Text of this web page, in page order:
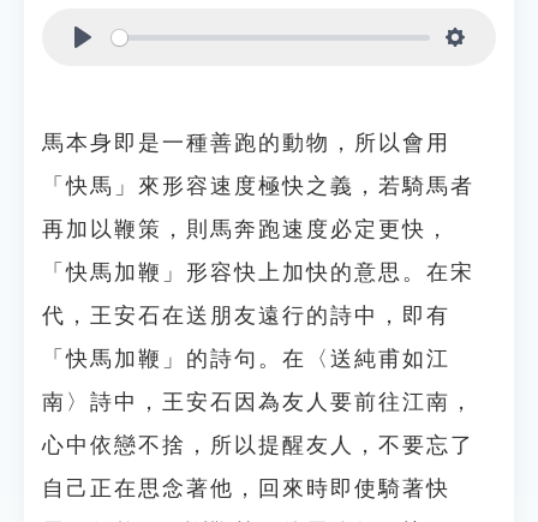
馬本身即是一種善跑的動物，所以會用
「快馬」來形容速度極快之義，若騎馬者
再加以鞭策，則馬奔跑速度必定更快，
「快馬加鞭」形容快上加快的意思。在宋
代，王安石在送朋友遠行的詩中，即有
「快馬加鞭」的詩句。在〈送純甫如江
南〉詩中，王安石因為友人要前往江南，
心中依戀不捨，所以提醒友人，不要忘了
自己正在思念著他，回來時即使騎著快